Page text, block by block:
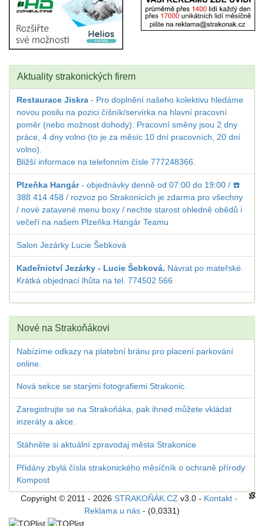
Aktuality strakonických firem
Restaurace Jiskra - Pro doplnění našeho kolektivu hledáme
novou posilu na pozici číšník/servírka na hlavní pracovní
poměr (nebo možnost dohody). Pracovní směny jsou 2 dny
práce, 4 dny volno (to je za měsíc 10 dní pracovních, 20 dní
volno).
Bližší informace na telefonním čísle 777248366.
Plzeňka Hangár- objednávky denně od 07:00 do 19:00 / ☎️
388 414 458 / rozvoz po Strakonicích je zdarma pro všechny
/ nové zatavené menu boxy / nechte starost ohledně obědů i
večeří na našem Plzeňka Hangár Teamu
Salon Jezárky Lucie Šebková
Kadeřnictví Jezárky - Lucie Šebková. Návrat po mateřské.
Krátká objednací lhůta na tel. 774502 566
Nové na Strakoňákovi
Nabízíme odkazy na platební bránu pro placení parkování
online.
Nová sekce se starými fotografiemi Strakonic.
Zaregistrujte se na Strakoňáka, pak ihned můžete vkládat
inzeráty a akce.
Stáhněte si aktuální zpravodaj města Strakonice
Přidány zbylá čísla strakonického měsíčník o ochraně přírody
Kompost
Copyright © 2011 - 2026 STRAKOŇÁK.CZ v3.0 - Kontakt -
Reklama u nás - (0,0331)